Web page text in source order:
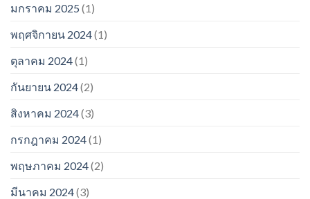
มกราคม 2025 (1)
พฤศจิกายน 2024(1)
ตุลาคม 2024(1)
กันยายน 2024(2)
สิงหาคม 2024(3)
กรกฎาคม 2024(1)
พฤษภาคม 2024(2)
มีนาคม 2024(3)